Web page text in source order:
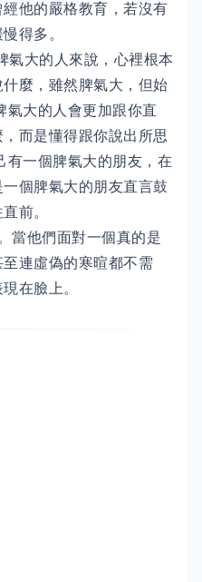
他的嚴格教育，若沒有
得多。
大的人來說，心裡根本
麼，雖然脾氣大，但始
氣大的人會更加跟你直
而是懂得跟你說出所思
有一個脾氣大的朋友，在
個脾氣大的朋友直言鼓
前。
當他們面對一個真的是
連虛偽的寒暄都不需
在臉上。